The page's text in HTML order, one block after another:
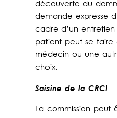
découverte du
demande expresse
cadre d’un
patient peut se faire
médecin ou une
choix.
Saisine de la CRCI
La commission peut